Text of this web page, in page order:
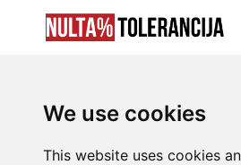
We use cookies
This website uses cookies